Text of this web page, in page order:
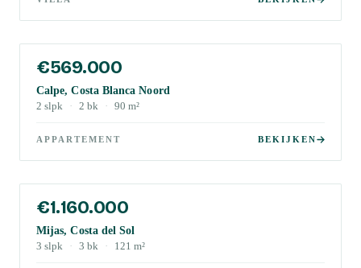
€569.000
Calpe, Costa Blanca Noord
2 slpk · 2 bk · 90 m²
APPARTEMENT BEKIJKEN
€1.160.000
Mijas, Costa del Sol
3 slpk · 3 bk · 121 m²